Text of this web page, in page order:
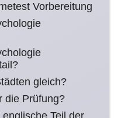
Vorbereitung
gleich?
die Prüfung?